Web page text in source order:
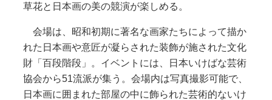
草花と日本画の美の競演が楽しめる。
会場は、昭和初期に著名な画家たちによって描か
れた日本画や意匠が凝らされた装飾が施された文化
財「百段階段」。イベントには、日本いけばな芸術
協会から51流派が集う。会場内は写真撮影可能で、
日本画に囲まれた部屋の中に飾られた芸術的ないけ